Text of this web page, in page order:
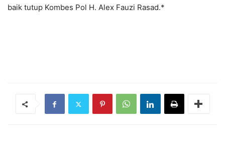
baik tutup Kombes Pol H. Alex Fauzi Rasad.*